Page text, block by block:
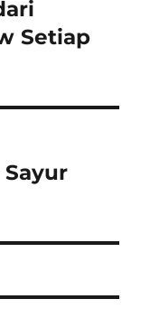
Setiap